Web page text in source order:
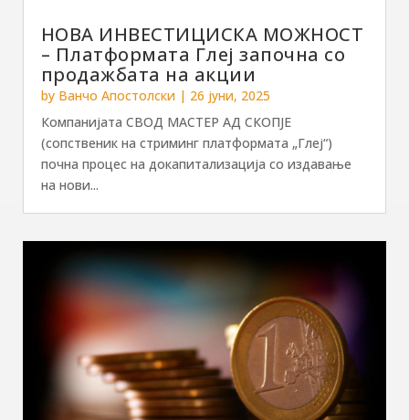
НОВА ИНВЕСТИЦИСКА МОЖНОСТ
– Платформата Глеј започна со
продажбата на акции
by Ванчо Апостолски| 26 јуни, 2025
Компанијата СВОД МАСТЕР АД СКОПЈЕ
(сопственик на стриминг платформата „Глеј“)
почна процес на докапитализација со издавање
на нови...